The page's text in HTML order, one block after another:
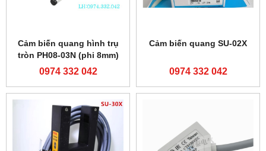
Cảm biến quang hình trụ
tròn PH08-03N (phi 8mm)
0974 332 042
Cảm biến quang SU-02X
0974 332 042